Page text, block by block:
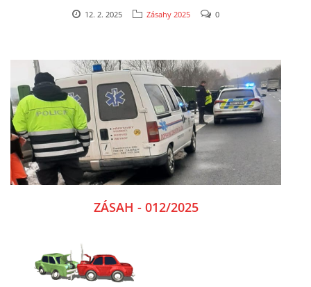
12. 2. 2025 Zásahy 2025 0
ZÁSAH - 012/2025